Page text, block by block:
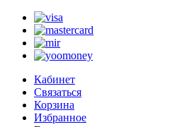
Кабинет
Связаться
Корзина
Избранное